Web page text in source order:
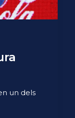
un dels